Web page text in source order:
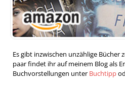
Es gibt inzwischen unzählige Bücher
paar findet ihr auf meinem Blog als
Buchvorstellungen unter Buchtipp